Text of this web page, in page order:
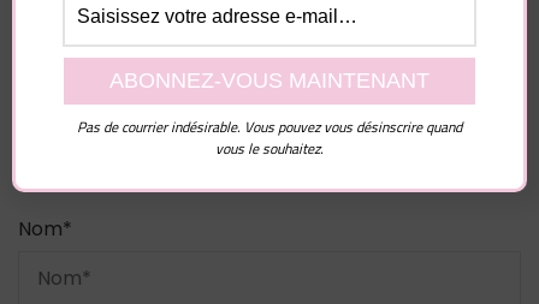
Nom*
Pas de courrier indésirable. Vous pouvez vous désinscrire quand
vous le souhaitez.